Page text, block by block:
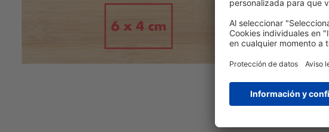
Crea
Nota: